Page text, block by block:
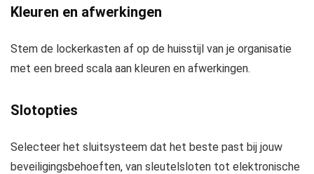
Kleuren en afwerkingen
Stem de lockerkasten af op de huisstijl van je organisatie
met een breed scala aan kleuren en afwerkingen.
Slotopties
Selecteer het sluitsysteem dat het beste past bij jouw
beveiligingsbehoeften, van sleutelsloten tot elektronische